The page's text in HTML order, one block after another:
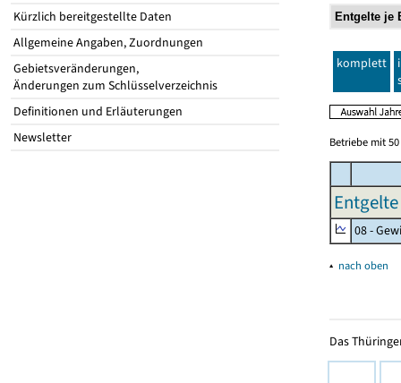
Kürzlich bereitgestellte Daten
Allgemeine Angaben, Zuordnungen
Gebietsveränderungen,
Änderungen zum Schlüsselverzeichnis
Definitionen und Erläuterungen
Newsletter
komplett
Betriebe mit
08 -
▴ nach oben
Das